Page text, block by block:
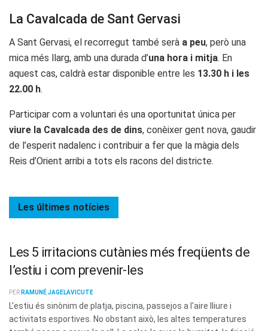
La Cavalcada de Sant Gervasi
A Sant Gervasi, el recorregut també serà a peu, però una
mica més llarg, amb una durada d’una hora i mitja. En
aquest cas, caldrà estar disponible entre les 13.30 h i les
22.00 h.
Participar com a voluntari és una oportunitat única per
viure la Cavalcada des de dins, conèixer gent nova, gaudir
de l’esperit nadalenc i contribuir a fer que la màgia dels
Reis d’Orient arribi a tots els racons del districte.
Les últimes notícies
Les 5 irritacions cutànies més freqüents de
l’estiu i com prevenir-les
PER RAMUNÉ JAGELAVICUTE
L'estiu és sinònim de platja, piscina, passejos a l'aire lliure i
activitats esportives. No obstant això, les altes temperatures